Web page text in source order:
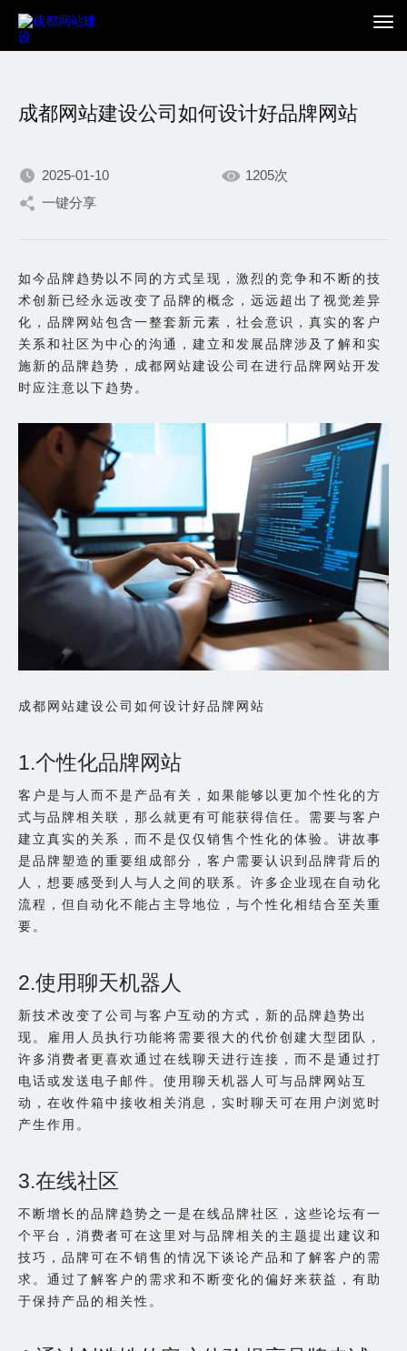
只为在数字世界打造更加
出色的你。
成都网站建设公司如何设计好品牌网站
2025-01-10
1205次
一键分享
如今品牌趋势以不同的方式呈现，激烈的竞争和不断的技
术创新已经永远改变了品牌的概念，远远超出了视觉差异
化，品牌网站包含一整套新元素，社会意识，真实的客户
关系和社区为中心的沟通，建立和发展品牌涉及了解和实
施新的品牌趋势，成都网站建设公司在进行品牌网站开发
时应注意以下趋势。
成都网站建设公司如何设计好品牌网站
1.个性化品牌网站
客户是与人而不是产品有关，如果能够以更加个性化的方
式与品牌相关联，那么就更有可能获得信任。需要与客户
建立真实的关系，而不是仅仅销售个性化的体验。讲故事
是品牌塑造的重要组成部分，客户需要认识到品牌背后的
人，想要感受到人与人之间的联系。许多企业现在自动化
流程，但自动化不能占主导地位，与个性化相结合至关重
要。
2.使用聊天机器人
新技术改变了公司与客户互动的方式，新的品牌趋势出
现。雇用人员执行功能将需要很大的代价创建大型团队，
许多消费者更喜欢通过在线聊天进行连接，而不是通过打
电话或发送电子邮件。使用聊天机器人可与品牌网站互
动，在收件箱中接收相关消息，实时聊天可在用户浏览时
产生作用。
3.在线社区
不断增长的品牌趋势之一是在线品牌社区，这些论坛有一
个平台，消费者可在这里对与品牌相关的主题提出建议和
技巧，品牌可在不销售的情况下谈论产品和了解客户的需
求。通过了解客户的需求和不断变化的偏好来获益，有助
于保持产品的相关性。